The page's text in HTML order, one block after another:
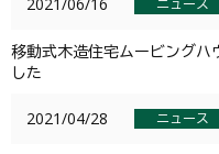
2021/06/16 ニュース
移動式木造住宅ムービング
した
2021/04/28 ニュース